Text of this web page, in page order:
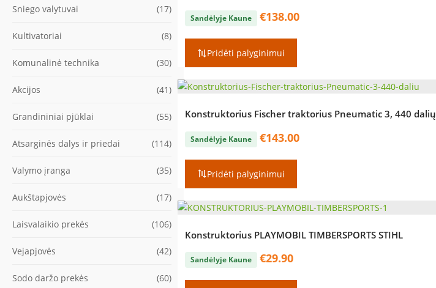
Sniego valytuvai (17)
Kultivatoriai (8)
Komunalinė technika (30)
Akcijos (41)
Grandininiai pjūklai (55)
Atsarginės dalys ir priedai (114)
Valymo įranga (35)
Aukštapjovės (17)
Laisvalaikio prekės (106)
Vejapjovės (42)
Sodo daržo prekės (60)
Sandėlyje Kaune €138.00
Pridėti palyginimui
Konstruktorius Fischer traktorius Pneumatic 3, 440 dalių
Sandėlyje Kaune €143.00
Pridėti palyginimui
Konstruktorius PLAYMOBIL TIMBERSPORTS STIHL
Sandėlyje Kaune €29.90